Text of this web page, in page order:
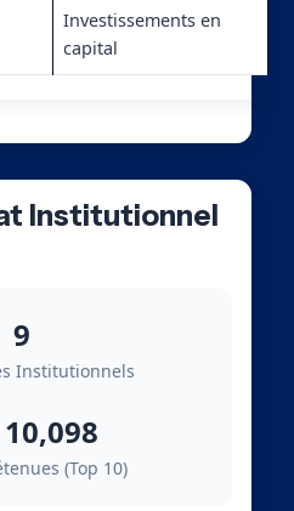
Investissements en
capital
Institutionnel
9
Institutionnels
(Top 10)